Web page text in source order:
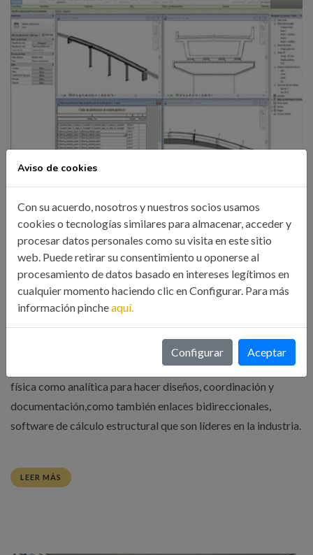
CURSO ONLINE REVIT STRUCTURE:
DISEÑO Y MODELADO BIM DE
ESTRUCTURAS APLICADO A OBRA CIVIL.
04/11/2020
27 Oct, 2020 Formación
Revit Structure es el software para generar un modelo
estructural, con el que podemos realizar tanto modelación
física como analítica para hacer diseños, coordinación y
documentación,como también enlaces bidireccionales,
software de cálculo estructural que son líderes en la industria.
LEER MÁS
Aviso de cookies
Con su acuerdo, nosotros y nuestros socios usamos
cookies o tecnologías similares para almacenar, acceder y
procesar datos personales como su visita en este sitio
web. Puede retirar su consentimiento u oponerse al
procesamiento de datos basado en intereses legítimos en
cualquier momento haciendo clic en Configurar. Para más
información pincheaquí.
Configurar Aceptar